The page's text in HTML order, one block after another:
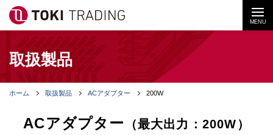
MENU
取扱製品
ホーム 取扱製品 ACアダプター 200W
ACアダプター （最大出力：200W）